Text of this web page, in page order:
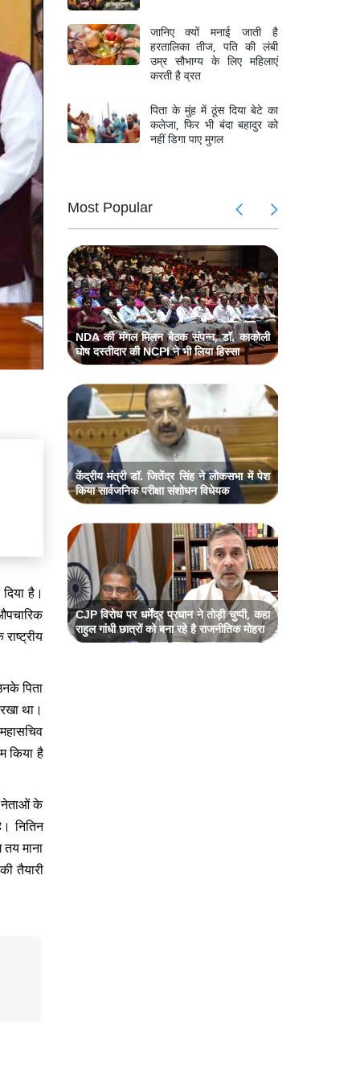
है।
पिता
था।
किया है
नेताओं के
नितिन
माना
तैयारी
जानिए क्यों मनाई जाती है
हरतालिका तीज, पति की लंबी
उम्र सौभाग्य के लिए महिलाएं
करती है व्रत
पिता के मुंह में ठूंस दिया बेटे का
कलेजा, फिर भी बंदा बहादुर को
नहीं डिगा पाए मुगल
Most Popular
खिलाफ
और
मिलन,
होने
NDA की मंगल मिलन बैठक संपन्न, डॉ. काकोली
घोष दस्तीदार की NCPI ने भी लिया हिस्सा
केंद्रीय मंत्री डॉ. जितेंद्र सिंह ने लोकसभा में पेश
किया सार्वजनिक परीक्षा संशोधन विधेयक
CJP विरोध पर धर्मेंद्र प्रधान ने तोड़ी चुप्पी, कहा
राहुल गांधी छात्रों को बना रहे है राजनीतिक मोहरा